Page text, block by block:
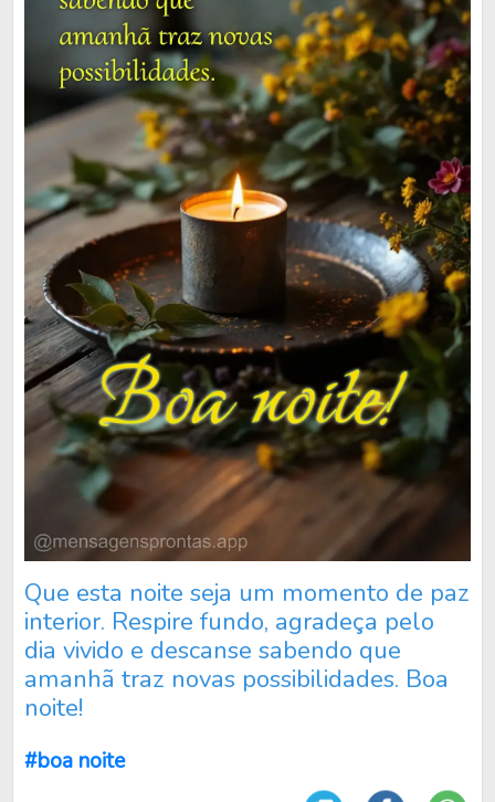
Que esta noite seja um momento de paz
interior. Respire fundo, agradeça pelo
dia vivido e descanse sabendo que
amanhã traz novas possibilidades. Boa
noite!
#boa noite